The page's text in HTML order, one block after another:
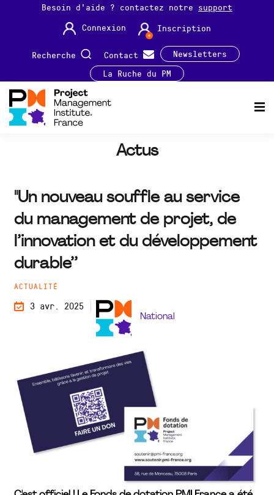
Besoin d'aide ? contactez notre support
Connexion
Inscription
Recherche Contact
Newsletters
La Ruche du PM
Actus
"Un nouveau souffle au service
du management de projet, de
l’innovation et du développement
durable’’
ACTUALITÉ
3 avr. 2025
National